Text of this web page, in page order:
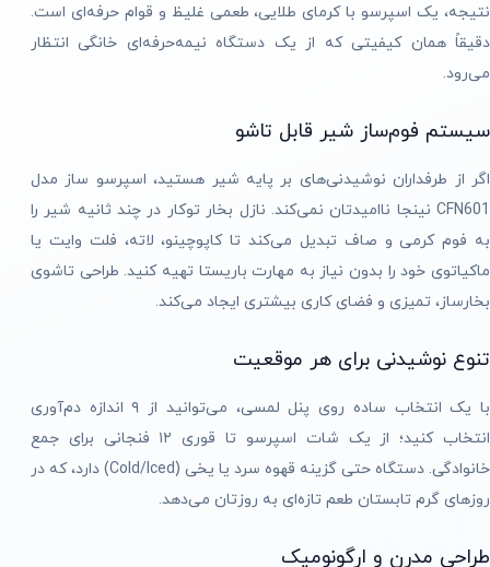
نتیجه، یک اسپرسو با کرمای طلایی، طعمی غلیظ و قوام حرفه‌ای است.
دقیقاً همان کیفیتی که از یک دستگاه نیمه‌حرفه‌ای خانگی انتظار
می‌رود.
سیستم فوم‌ساز شیر قابل تاشو
اگر از طرفداران نوشیدنی‌های بر پایه شیر هستید، اسپرسو ساز مدل
CFN601 نینجا ناامیدتان نمی‌کند. نازل بخار توکار در چند ثانیه شیر را
به فوم کرمی و صاف تبدیل می‌کند تا کاپوچینو، لاته، فلت وایت یا
ماکیاتوی خود را بدون نیاز به مهارت باریستا تهیه کنید. طراحی تاشوی
بخارساز، تمیزی و فضای کاری بیشتری ایجاد می‌کند.
تنوع نوشیدنی برای هر موقعیت
با یک انتخاب ساده روی پنل لمسی، می‌توانید از ۹ اندازه دم‌آوری
انتخاب کنید؛ از یک شات اسپرسو تا قوری ۱۲ فنجانی برای جمع
خانوادگی. دستگاه حتی گزینه قهوه سرد یا یخی (Cold/Iced) دارد، که در
روزهای گرم تابستان طعم تازه‌ای به روزتان می‌دهد.
طراحی مدرن و ارگونومیک